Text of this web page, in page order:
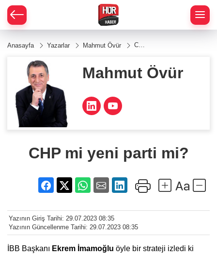
Anasayfa Yazarlar Mahmut Övür
CHP
parti
Mahmut Övür
CHP mi yeni parti mi?
Yazının Giriş Tarihi: 29.07.2023 08:35
Yazının Güncellenme Tarihi: 29.07.2023 08:35
İBB Başkanı Ekrem İmamoğlu öyle bir strateji izledi ki